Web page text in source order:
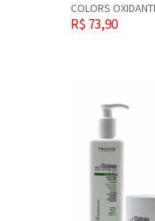
COLORS
R$ 73,90